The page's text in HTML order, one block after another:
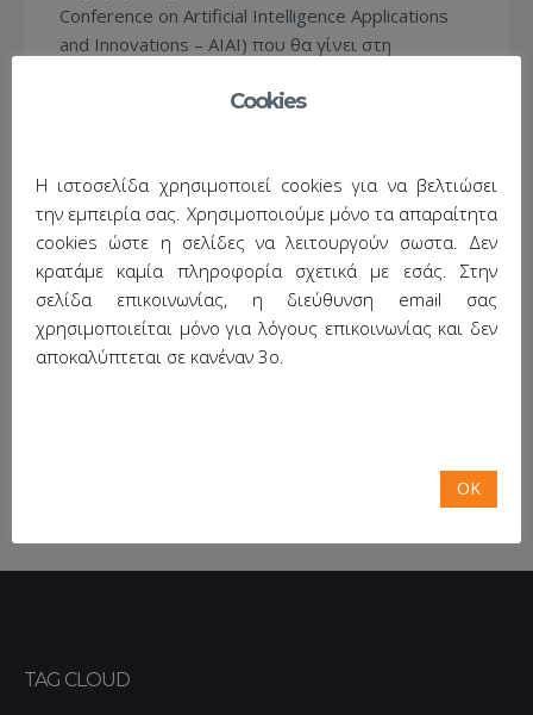
Conference on Artificial Intelligence Applications
and Innovations – ΑΙΑΙ) που θα γίνει στη
Το εργαστήριο διοργανώνεται από έγκριτα μέλη
Πανεπιστήμιου και του Πανεπιστημίου Πατρών
και αναμένεται να προσελκύσει πρωτότυπες
εργασίες ιδιαίτερου ενδιαφέροντος.
Επισκεφτείτε το website του συνεδρίου στο
https://conferences.cwa.gr/mhdw2016
Share This:
TAG CLOUD
Cookies
Η ιστοσελίδα χρησιμοποιεί cookies για να βελτιώσει
την εμπειρία σας. Χρησιμοποιούμε μόνο τα απαραίτητα
cookies ώστε η σελίδες να λειτουργούν σωστα. Δεν
κρατάμε καμία πληροφορία σχετικά με εσάς. Στην
σελίδα επικοινωνίας, η διεύθυνση email σας
χρησιμοποιείται μόνο για λόγους επικοινωνίας και δεν
αποκαλύπτεται σε κανέναν 3ο.
OK